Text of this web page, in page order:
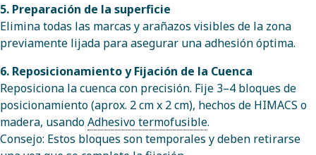
5. Preparación de la superficie
Elimina todas las marcas y arañazos visibles de la zona
previamente lijada para asegurar una adhesión óptima.
6. Reposicionamiento y Fijación de la Cuenca
Reposiciona la cuenca con precisión. Fije 3–4 bloques de
posicionamiento (aprox. 2 cm x 2 cm), hechos de HIMACS o
madera, usandoAdhesivo termofusible.
Consejo: Estos bloques son temporales y deben retirarse